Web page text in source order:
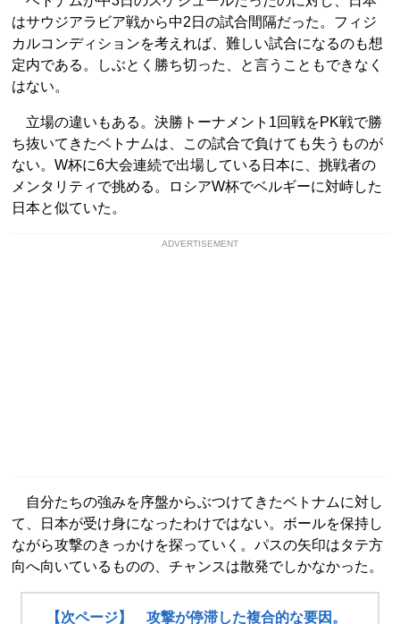
はサウジアラビア戦から中2日の試合間隔だった。フィジ
カルコンディションを考えれば、難しい試合になるのも想
定内である。しぶとく勝ち切った、と言うこともできなく
はない。
立場の違いもある。決勝トーナメント1回戦をPK戦で勝
ち抜いてきたベトナムは、この試合で負けても失うものが
ない。W杯に6大会連続で出場している日本に、挑戦者の
メンタリティで挑める。ロシアW杯でベルギーに対峙した
日本と似ていた。
ADVERTISEMENT
自分たちの強みを序盤からぶつけてきたベトナムに対し
て、日本が受け身になったわけではない。ボールを保持し
ながら攻撃のきっかけを探っていく。パスの矢印はタテ方
向へ向いているものの、チャンスは散発でしかなかった。
【次ページ】 攻撃が停滞した複合的な要因。